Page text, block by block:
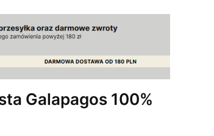
Galapagos 100%